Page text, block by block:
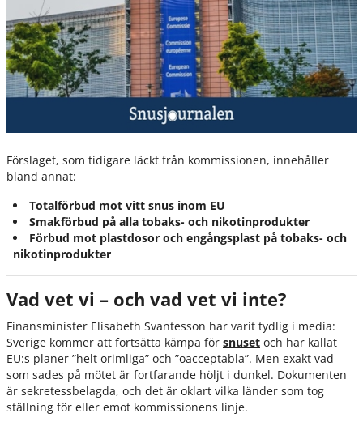
Förslaget, som tidigare läckt från kommissionen, innehåller
bland annat:
Totalförbud mot vitt snus inom EU
Smakförbud på alla tobaks- och nikotinprodukter
Förbud mot plastdosor och engångsplast på tobaks- och
nikotinprodukter
Vad vet vi – och vad vet vi inte?
Finansminister Elisabeth Svantesson har varit tydlig i media:
Sverige kommer att fortsätta kämpa för snuset och har kallat
EU:s planer ”helt orimliga” och ”oacceptabla”. Men exakt vad
som sades på mötet är fortfarande höljt i dunkel. Dokumenten
är sekretessbelagda, och det är oklart vilka länder som tog
ställning för eller emot kommissionens linje.